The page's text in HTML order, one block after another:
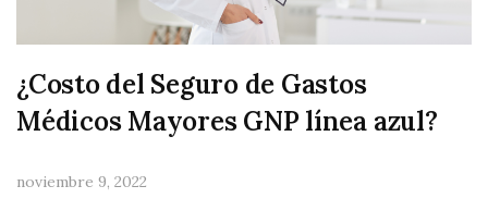
¿Costo del Seguro de Gastos
Médicos Mayores GNP línea azul?
noviembre 9, 2022